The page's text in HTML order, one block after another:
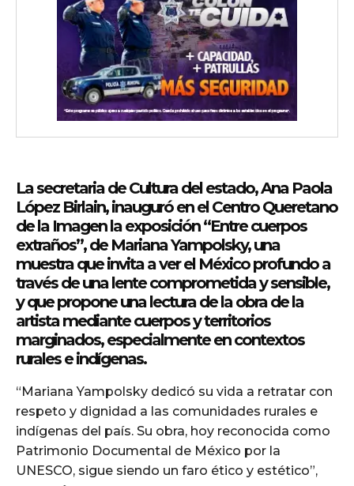
La secretaria de Cultura del estado, Ana Paola
López Birlain, inauguró en el Centro Queretano
de la Imagen la exposición “Entre cuerpos
extraños”, de Mariana Yampolsky, una
muestra que invita a ver el México profundo a
través de una lente comprometida y sensible,
y que propone una lectura de la obra de la
artista mediante cuerpos y territorios
marginados, especialmente en contextos
rurales e indígenas.
“Mariana Yampolsky dedicó su vida a retratar con
respeto y dignidad a las comunidades rurales e
indígenas del país. Su obra, hoy reconocida como
Patrimonio Documental de México por la
UNESCO, sigue siendo un faro ético y estético”,